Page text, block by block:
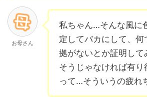
お母さん
私ちゃん…そんな風に
定してバカにして、何
拠がないとか証明して
そうじゃなければ有り
って…そういうの疲れ